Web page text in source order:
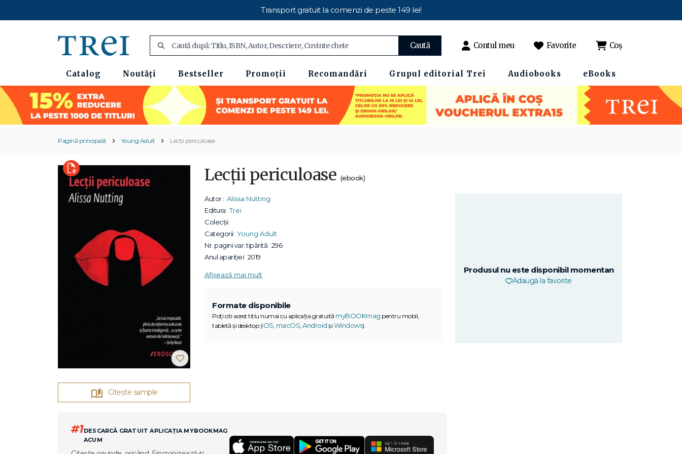
Transport gratuit la comenzi de peste 149 lei!
Caută Contul meu Favorite Coș
Catalog Noutăți Bestseller Promoții Recomandări Grupul editorial Trei Audiobooks eBooks
Pagină principală Young Adult Lecții periculoase
Citește sample
Lecții periculoase (ebook)
Autor : Alissa Nutting
Editura: Trei
Colecții:
Categorii: Young Adult
Nr. pagini var. tipărită: 296
Anul apariției: 2019
Afișează mai mult
Formate disponibile
Poți citi acest titlu numai cu aplicația gratuită myBOOKmag pentru mobil,
tabletă și desktop (iOS, macOS, Android și Windows).
Produsul nu este disponibil momentan
Adaugă la favorite
#1DESCARCĂ GRATUIT APLICAȚIA MYBOOKMAG
ACUM